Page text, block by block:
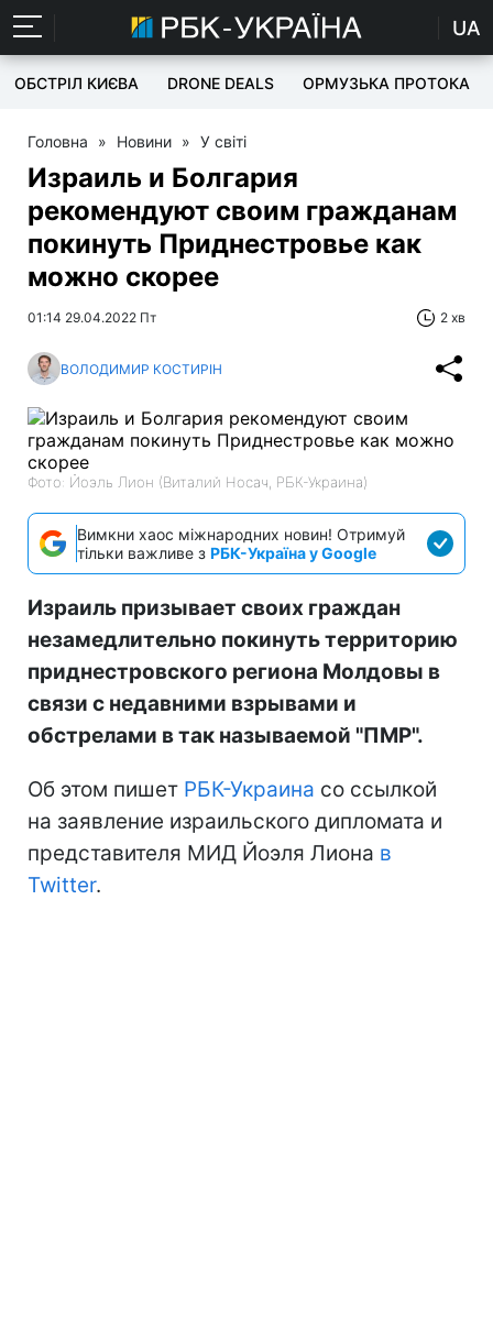
UA
ОБСТРІЛ КИЄВА DRONE DEALS ОРМУЗЬКА ПРОТОКА
Головна » Новини » У світі
Израиль и Болгария
рекомендуют своим гражданам
покинуть Приднестровье как
можно скорее
01:14 29.04.2022 Пт 2 хв
ВОЛОДИМИР КОСТИРІН
Фото: Йоэль Лион (Виталий Носач, РБК-Украина)
Вимкни хаос міжнародних новин! Отримуй
тільки важливе з РБК-Україна у Google
Израиль призывает своих граждан
незамедлительно покинуть территорию
приднестровского региона Молдовы в
связи с недавними взрывами и
обстрелами в так называемой "ПМР".
Об этом пишет РБК-Украина со ссылкой
на заявление израильского дипломата и
представителя МИД Йоэля Лиона в
Twitter.